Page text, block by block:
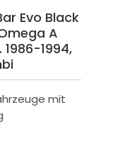
Evo Black
A
1994,
mit